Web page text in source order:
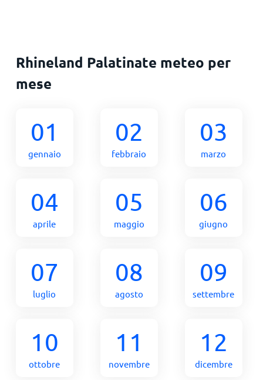
Rhineland Palatinate meteo per
mese
01
gennaio
02
febbraio
03
marzo
04
aprile
05
maggio
06
giugno
07
luglio
08
agosto
09
settembre
10
ottobre
11
novembre
12
dicembre